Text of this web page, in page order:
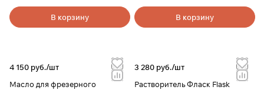
В корзину В корзину
4 150 руб./шт
Масло для фрезерного
3 280 руб./шт
Растворитель Фласк Flask